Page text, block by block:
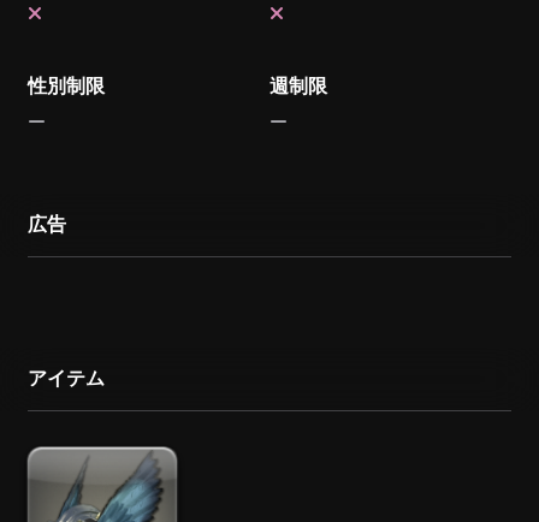
性別制限 週制限
広告
アイテム